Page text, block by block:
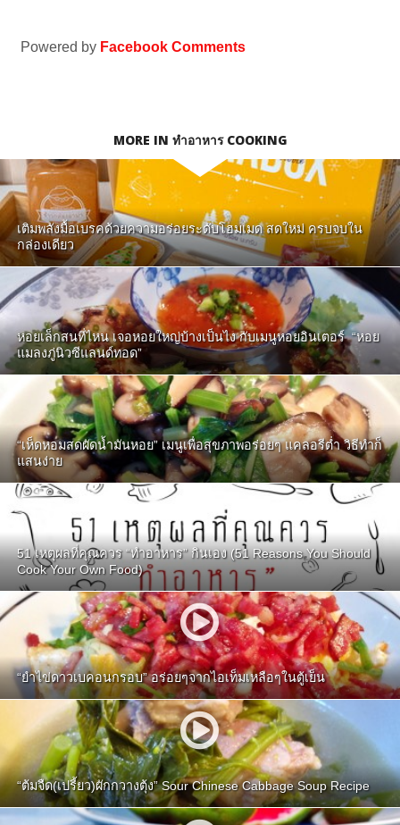
Powered by Facebook Comments
MORE IN ทำอาหาร COOKING
เติมพลังมื้อเบรคด้วยความอร่อยระดับโฮมเมด สดใหม่ ครบจบใน
กล่องเดียว
หอยเล็กสนที่ไหน เจอหอยใหญ่บ้างเป็นไง กับเมนูหอยอินเตอร์ “หอย
แมลงภู่นิวซีแลนด์ทอด”
“เห็ดหอมสดผัดน้ำมันหอย” เมนูเพื่อสุขภาพอร่อยๆ แคลอรีต่ำ วิธีทำก็
แสนง่าย
51 เหตุผลที่คุณควร “ทำอาหาร” กินเอง (51 Reasons You Should
Cook Your Own Food)
“ยำไข่ดาวเบคอนกรอบ” อร่อยๆจากไอเท็มเหลือๆในตู้เย็น
“ต้มจืด(เปรี้ยว)ผักกวางตุ้ง” Sour Chinese Cabbage Soup Recipe